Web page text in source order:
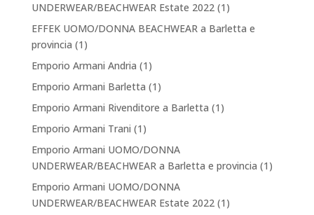
UNDERWEAR/BEACHWEAR Estate 2022(1)
EFFEK UOMO/DONNA BEACHWEAR a Barletta e
provincia (1)
Emporio Armani Andria (1)
Emporio Armani Barletta (1)
Emporio Armani Rivenditore a Barletta (1)
Emporio Armani Trani (1)
Emporio Armani UOMO/DONNA
UNDERWEAR/BEACHWEAR a Barletta e provincia (1)
Emporio Armani UOMO/DONNA
UNDERWEAR/BEACHWEAR Estate 2022(1)